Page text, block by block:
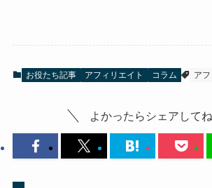
お役たち記事 アフィリエイト コラム ア
よかったらシェアしてね